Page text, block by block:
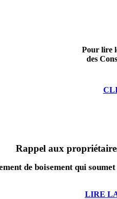
Pour lire
des
Rappel aux
de boisement qui
LIRE